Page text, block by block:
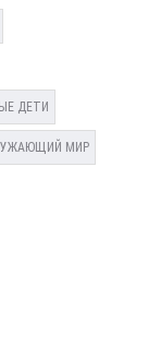
ДЕТИ
МИР